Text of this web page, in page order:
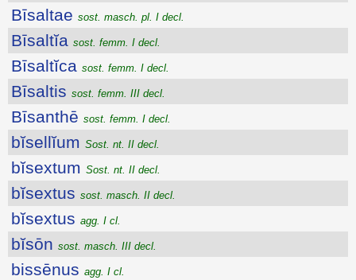
Bīsaltae sost. masch. pl. I decl.
Bīsaltĭa sost. femm. I decl.
Bīsaltĭca sost. femm. I decl.
Bīsaltis sost. femm. III decl.
Bīsanthē sost. femm. I decl.
bĭsellĭum Sost. nt. II decl.
bĭsextum Sost. nt. II decl.
bĭsextus sost. masch. II decl.
bĭsextus agg. I cl.
bĭsōn sost. masch. III decl.
bissēnus agg. I cl.